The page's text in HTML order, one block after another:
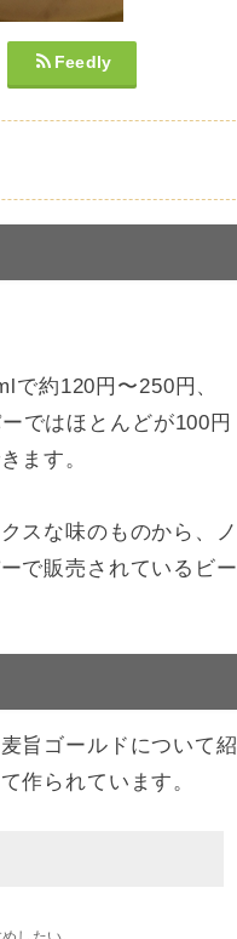
Feedly
約120円〜250円、
ではほとんどが100円
ます。
スな味のものから、ノ
で販売されているビー
旨ゴールドについて紹
作られています。